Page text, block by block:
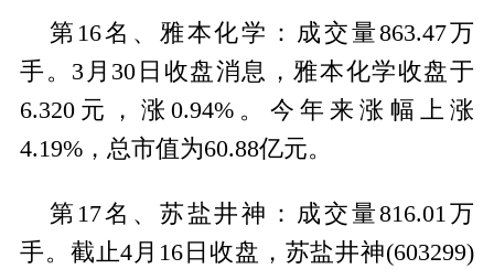
第16名、雅本化学：成交量863.47万
手。3月30日收盘消息，雅本化学收盘于
6.320元，涨0.94%。今年来涨幅上涨
4.19%，总市值为60.88亿元。
第17名、苏盐井神：成交量816.01万
手。截止4月16日收盘，苏盐井神(603299)